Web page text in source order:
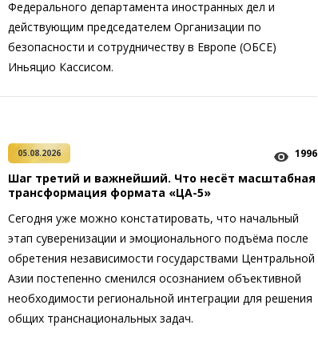
Федерального департамента иностранных дел и
действующим председателем Организации по
безопасности и сотрудничеству в Европе (ОБСЕ)
Иньяцио Кассисом.
05.08.2026 1996
Шаг третий и важнейший. Что несёт масштабная
трансформация формата «ЦА-5»
Сегодня уже можно констатировать, что начальный
этап суверенизации и эмоционального подъёма после
обретения независимости государствами Центральной
Азии постепенно сменился осознанием объективной
необходимости региональной интеграции для решения
общих транснациональных задач.